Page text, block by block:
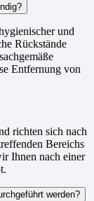
und
Rückstände
Entfernung von
richten sich nach
Bereichs
Ihnen nach einer
werden?